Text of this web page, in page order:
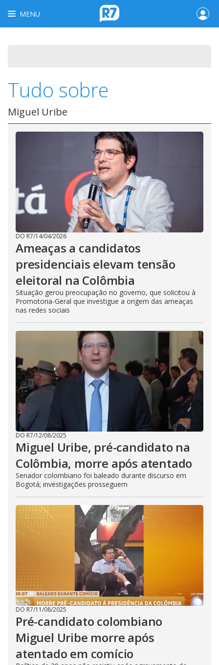
MENU
Tudo sobre
Miguel Uribe
DO R7/14/04/2026
Ameaças a candidatos
presidenciais elevam tensão
eleitoral na Colômbia
Situação gerou preocupação no governo, que solicitou à
Promotoria-Geral que investigue a origem das ameaças
nas redes sociais
DO R7/12/08/2025
Miguel Uribe, pré-candidato na
Colômbia, morre após atentado
Senador colombiano foi baleado durante discurso em
Bogotá; investigações prosseguem
DO R7/11/08/2025
Pré-candidato colombiano
Miguel Uribe morre após
atentado em comício